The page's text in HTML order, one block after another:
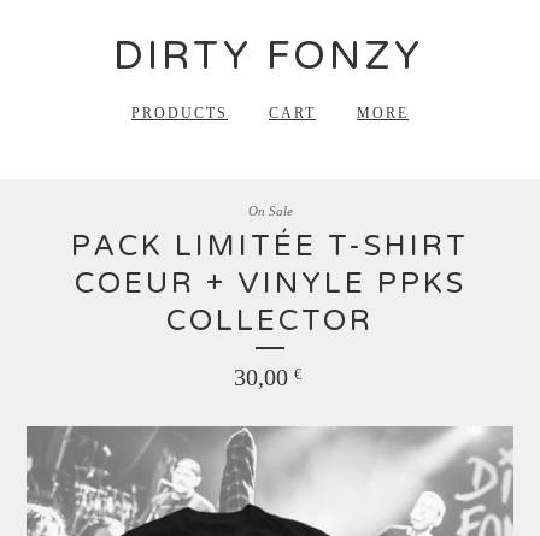
DIRTY FONZY
PRODUCTS CART MORE
PACK LIMITÉE T-SHIRT
COEUR + VINYLE PPKS
COLLECTOR
30,00 €
On Sale